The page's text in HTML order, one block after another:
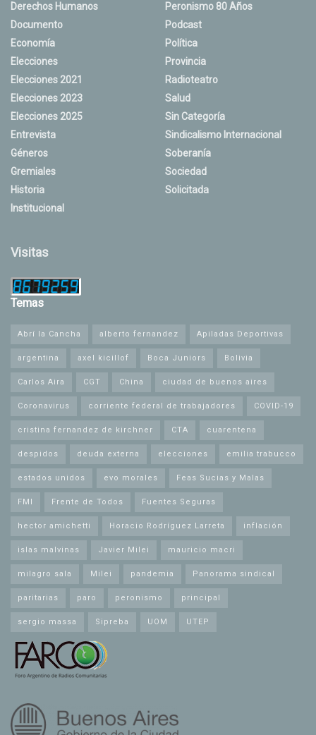
Derechos Humanos
Documento
Economía
Elecciones
Elecciones 2021
Elecciones 2023
Elecciones 2025
Entrevista
Géneros
Gremiales
Historia
Institucional
Peronismo 80 Años
Podcast
Política
Provincia
Radioteatro
Salud
Sin Categoría
Sindicalismo Internacional
Soberanía
Sociedad
Solicitada
Visitas
Temas
Abrí la Cancha alberto fernandez Apiladas Deportivas
argentina axel kicillof Boca Juniors Bolivia
Carlos Aira CGT China ciudad de buenos aires
Coronavirus corriente federal de trabajadores COVID-19
cristina fernandez de kirchner CTA cuarentena
despidos deuda externa elecciones emilia trabucco
estados unidos evo morales Feas Sucias y Malas
FMI Frente de Todos Fuentes Seguras
hector amichetti Horacio Rodríguez Larreta inflación
islas malvinas Javier Milei mauricio macri
milagro sala Milei pandemia Panorama sindical
paritarias paro peronismo principal
sergio massa Sipreba UOM UTEP